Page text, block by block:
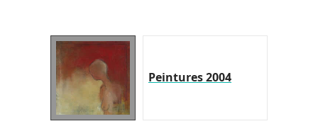
Peintures 2004